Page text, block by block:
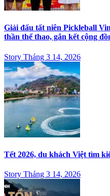
Giải đấu tất niên Pickleball
thần thể thao, gắn kết cộng
Story Tháng 3 14, 2026
Tết 2026, du khách Việt tìm
Story Tháng 3 14, 2026